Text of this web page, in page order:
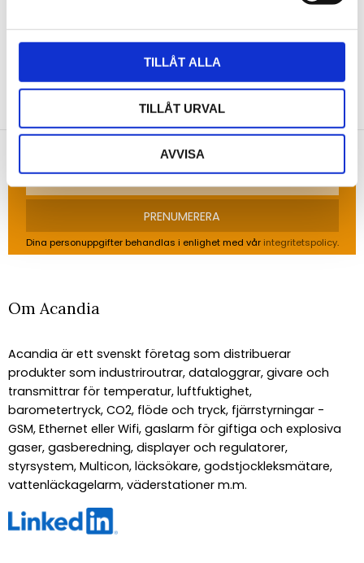
TILLÅT ALLA
TILLÅT URVAL
AVVISA
NYHETSBREV
Anmäl dig till vårt nyhetsbrev och ta del av de
senaste nyheterna!
PRENUMERERA
Dina personuppgifter behandlas i enlighet med vår integritetspolicy.
Om Acandia
Acandia är ett svenskt företag som distribuerar
produkter som industriroutrar, dataloggrar, givare och
transmittrar för temperatur, luftfuktighet,
barometertryck, CO2, flöde och tryck, fjärrstyrningar -
GSM, Ethernet eller Wifi, gaslarm för giftiga och explosiva
gaser, gasberedning, displayer och regulatorer,
styrsystem, Multicon, läcksökare, godstjockleksmätare,
vattenläckagelarm, väderstationer m.m.